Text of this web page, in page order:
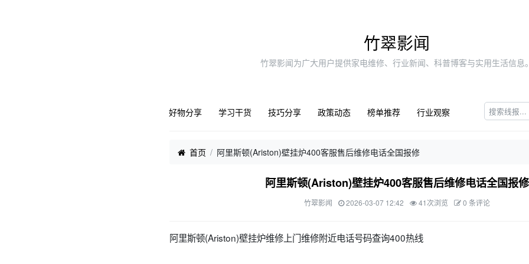
竹翠影闻
竹翠影闻为广大用户提供家电维修、行业新闻、科普博客与实用生活信息
好物分享 学习干货 技巧分享 政策动态 榜单推荐 行业观察
首页 阿里斯顿(Ariston)壁挂炉400客服售后维修电话全国报修
阿里斯顿(Ariston)壁挂炉400客服售后维修电话全国报修
竹翠影闻 2026-03-07 12:42 41次浏览 0 条评论
阿里斯顿(Ariston)壁挂炉维修上门维修附近电话号码查询400热线